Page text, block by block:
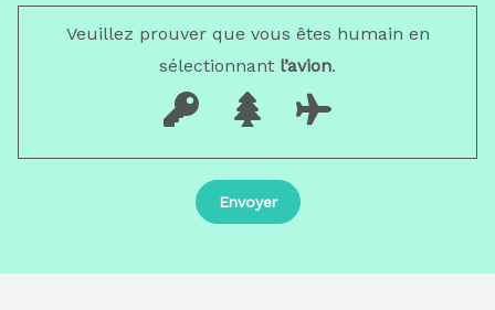
Veuillez prouver que vous êtes humain en
sélectionnant l’avion.